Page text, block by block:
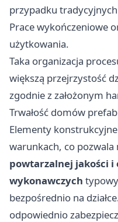
przypadku
Prace wykończeniowe
użytkowania.
Taka organizacja
większą przejrzystość
zgodnie z założonym
Trwałość domów
Elementy
warunkach, co pozwala
powtarzalnej jakości i
wykonawczych
bezpośrednio na
odpowiednio